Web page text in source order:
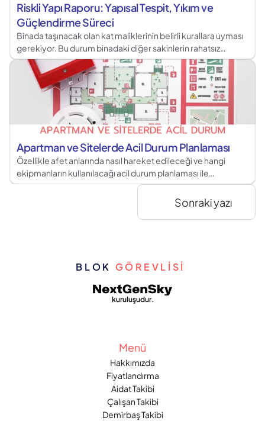
Sonraki yazı
Riskli Yapı Raporu: Yapısal Tespit, Yıkım ve
Güçlendirme Süreci
Binada taşınacak olan kat maliklerinin belirli kurallara uyması
gerekiyor. Bu durum binadaki diğer sakinlerin rahatsız
olmasını ve anlaşmazlıkların yaşanmasının önüne
geçmektedir.
Apartman ve Sitelerde Acil Durum Planlaması
Özellikle afet anlarında nasıl hareket edileceği ve hangi
ekipmanların kullanılacağı acil durum planlaması ile
netleştirilmelidir.
BLOK GÖREVLİSİ
kuruluşudur.
Menü
Hakkımızda
Fiyatlandırma
Aidat Takibi
Çalışan Takibi
Demirbaş Takibi